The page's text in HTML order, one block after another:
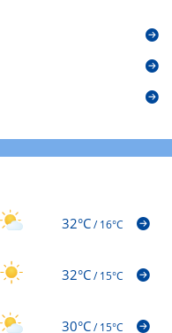
32°C/16°C
32°C/15°C
30°C/15°C